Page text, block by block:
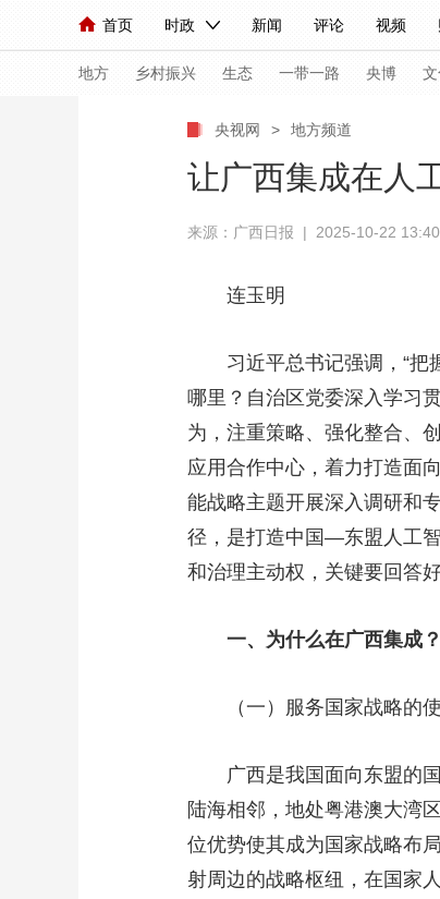
首页 时政 新闻 评论 视频
人民领袖习近平 联播+ 中国领导人 央视快评
直播 栏目大全 节目单 听音 微
海外频道 iPanda English Монгол
地方 乡村振兴 生态 一带一路 央博
人民领袖习近平 联播+
快看 蓝海中国
直播 竞猜 2026年世界杯
CCTV奥林匹克频道 生活体育
大国展会 大国保险 云顶
直播 节目单 栏目
央视网 > 地方频道
让广西集成在人
来源：广西日报 | 2025-10-22
连玉明
习近平总书记强调，“
哪里？自治区党委深入学习
为，注重策略、强化整合、
应用合作中心，着力打造面
能战略主题开展深入调研和
径，是打造中国—东盟人工
和治理主动权，关键要回答好
一、为什么在广西集成？
（一）服务国家战略的
广西是我国面向东盟的
陆海相邻，地处粤港澳大湾
位优势使其成为国家战略布
射周边的战略枢纽，在国家